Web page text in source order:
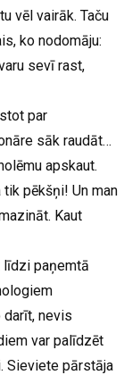
vēl vairāk. Taču
ko nodomāju:
sevī rast,
par
sāk raudāt…
apskaut.
pēkšņi! Un man
Kaut
līdzi paņemtā
darīt, nevis
var palīdzēt
Sieviete pārstāja